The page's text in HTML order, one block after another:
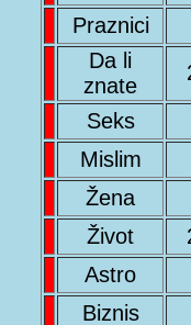
Praznici
Da li
znate
Seks
Mislim
Žena
Život
Astro
Biznis